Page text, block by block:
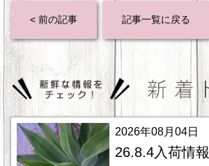
< 前の記事 記事一覧に戻る
2026年08月04日
26.8.4入荷情報